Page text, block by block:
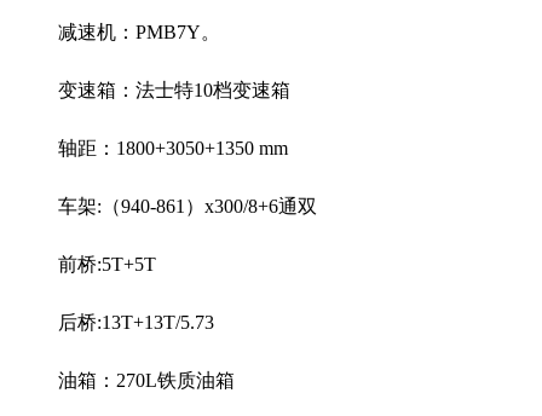
减速机： PMB7Y。
变速箱：法士特10档变速箱
轴距： 1800+3050+1350 mm
车架: （940-861 ） x300/8+6通双
前桥:5T+5T
后桥:13T+13T/5.73
油箱： 270L铁质油箱